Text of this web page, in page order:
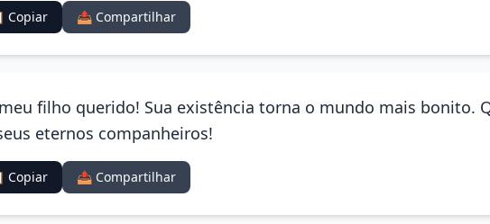
Copiar 📤 Compartilhar
filho querido! Sua existência torna o mundo mais bonito.
eternos companheiros!
Copiar 📤 Compartilhar